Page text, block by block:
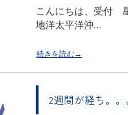
こんにちは、受付
地洋太平洋沖…
続きを読む→
2週間が経ち。。